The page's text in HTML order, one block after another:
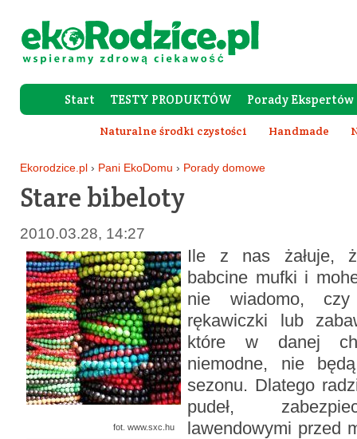
Start TESTY PRODUKTÓW Porady Ekspertów
Forum
Naturalne środki czystości Handmade
Ekorodzice.pl › Pani EkoDomu › Porady domowe
Stare bibeloty
2010.03.28, 14:27
fot. www.sxc.hu
Ile z nas żałuje,
babcine mufki i
nie wiadomo, czy
rękawiczki lub
które w danej
niemodne, nie
sezonu. Dlatego
pudeł,
lawendowymi przed